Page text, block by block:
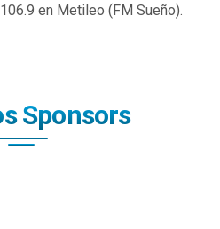
en Metileo (FM Sueño).
Sponsors